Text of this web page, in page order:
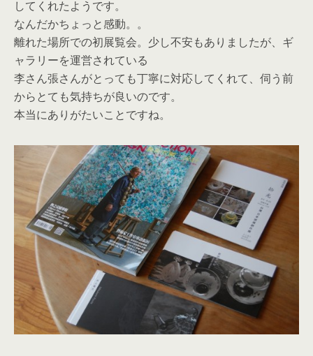
してくれたようです。
なんだかちょっと感動。。
離れた場所での初展覧会。少し不安もありましたが、ギ
ャラリーを運営されている
李さん張さんがとっても丁寧に対応してくれて、伺う前
からとても気持ちが良いのです。
本当にありがたいことですね。